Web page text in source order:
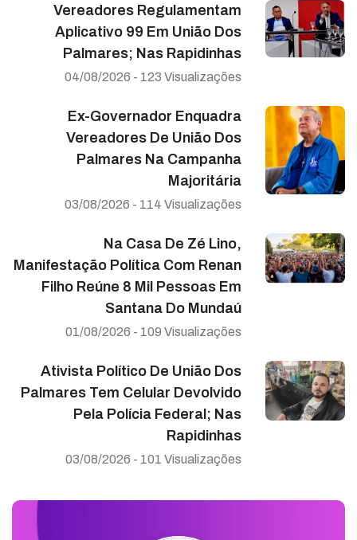
Vereadores Regulamentam
Aplicativo 99 Em União Dos
Palmares; Nas Rapidinhas
04/08/2026 - 123 Visualizações
Ex-Governador Enquadra
Vereadores De União Dos
Palmares Na Campanha
Majoritária
03/08/2026 - 114 Visualizações
Na Casa De Zé Lino,
Manifestação Política Com Renan
Filho Reúne 8 Mil Pessoas Em
Santana Do Mundaú
01/08/2026 - 109 Visualizações
Ativista Político De União Dos
Palmares Tem Celular Devolvido
Pela Polícia Federal; Nas
Rapidinhas
03/08/2026 - 101 Visualizações